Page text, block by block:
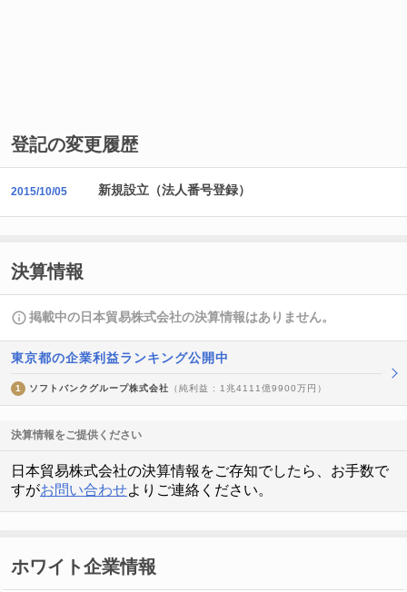
登記の変更履歴
2015/10/05 新規設立（法人番号登録）
決算情報
掲載中の日本貿易株式会社の決算情報はありません。
東京都の企業利益ランキング公開中
1 ソフトバンクグループ株式会社 （純利益 : 1兆4111億9900万円）
決算情報をご提供ください
日本貿易株式会社の決算情報をご存知でしたら、お手数で
すがお問い合わせよりご連絡ください。
ホワイト企業情報